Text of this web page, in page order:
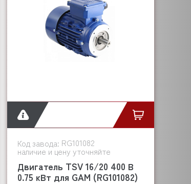
Код завода: RG101082
наличие и цену уточняйте
Двигатель TSV 16/20 400 В
0.75 кВт для GAM (RG101082)